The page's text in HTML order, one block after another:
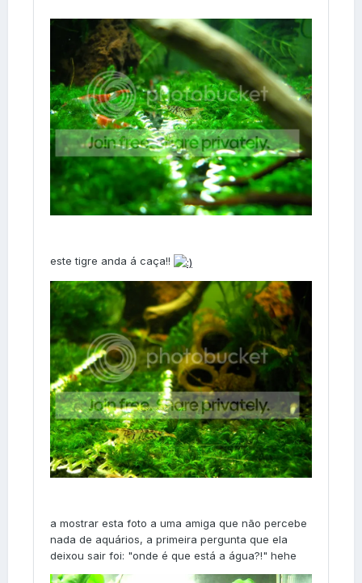
este tigre anda á caça!!
a mostrar esta foto a uma amiga que não percebe
nada de aquários, a primeira pergunta que ela
deixou sair foi: "onde é que está a água?!" hehe